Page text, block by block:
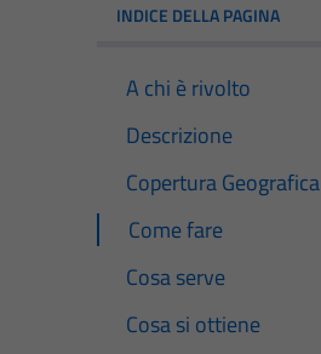
INDICE DELLA PAGINA
A chi è rivolto
Descrizione
Copertura Geografica
Come fare
Cosa serve
Cosa si ottiene